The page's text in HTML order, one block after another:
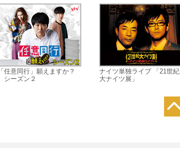
のはずの線路に突如列車が現れる。そ
して列車から降りてきた何者かに撃た
れソギョンは命を落とす。打ちひしが
れるドウォンは犯人逮捕に執着するあ
まりドウォンは行き過ぎたやり方で、
捜査から外されることに。ある雨の
夜、絶望したドウォンは一人、彼女の
亡くなった廃線で命を絶とうとする。
「任意同行」願えますか？
シーズン２
ナイツ単独ライブ 「21世紀
大ナイツ展」